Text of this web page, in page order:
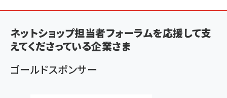
ン
く
ず
ネットショップ担当者フォーラムを応援して支
えてくださっている企業さま
ゴールドスポンサー